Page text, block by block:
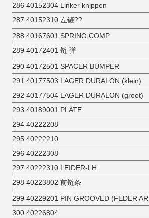
286 40152304 Linker knippen
287 40152310 左链??
288 40167601 SPRING COMP
289 40172401 链 弹
290 40172501 SPACER BUMPER
291 40177503 LAGER DURALON (klein)
292 40177504 LAGER DURALON (groot)
293 40189001 PLATE
294 40222208
295 40222210
296 40222308
297 40222310 LEIDER-LH
298 40223802 前链条
299 40229201 PIN GROOVED (FEDER
300 40226804